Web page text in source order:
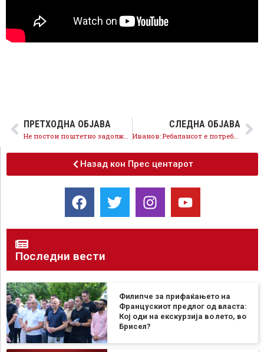
ПРЕТХОДНА ОБЈАВА
Не постои поштетно задолжување од она на ВМРО-ДПМНЕ, ребалансот ги насочува парите кај граѓаните
СЛЕДНА ОБЈАВА
Иванов: Ребалансот е потребен за да се пренасочат пари за потребите на граѓаните
Назад кон Прес центарот
Последни вести
Филипче за прифаќањето на
Францускиот предлог од власта:
Кој оди на екскурзија во лето, во
Брисел?